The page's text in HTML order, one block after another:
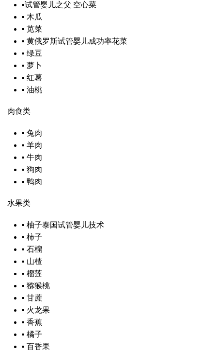
▪试管婴儿之父 空心菜
▪ 木瓜
▪ 苋菜
▪ 黄俄罗斯试管婴儿成功率花菜
▪ 绿豆
▪ 萝卜
▪ 红薯
▪ 油桃
肉食类
▪ 兔肉
▪ 羊肉
▪ 牛肉
▪ 狗肉
▪ 鸭肉
水果类
▪ 柚子泰国试管婴儿技术
▪ 柿子
▪ 石榴
▪ 山楂
▪ 榴莲
▪ 猕猴桃
▪ 甘蔗
▪ 火龙果
▪ 香蕉
▪ 橘子
▪ 百香果